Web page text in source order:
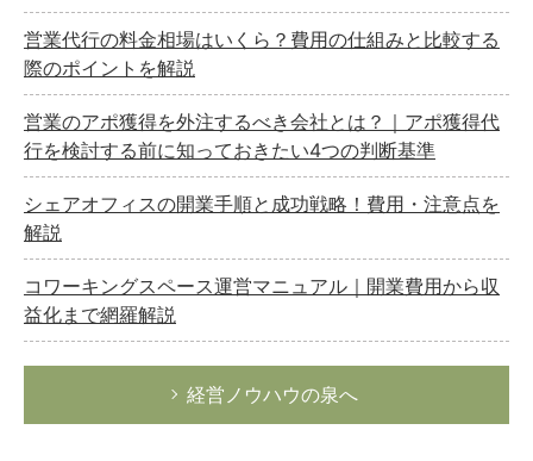
営業代行の料金相場はいくら？費用の仕組みと比較する
際のポイントを解説
営業のアポ獲得を外注するべき会社とは？｜アポ獲得代
行を検討する前に知っておきたい4つの判断基準
シェアオフィスの開業手順と成功戦略！費用・注意点を
解説
コワーキングスペース運営マニュアル｜開業費用から収
益化まで網羅解説
経営ノウハウの泉へ